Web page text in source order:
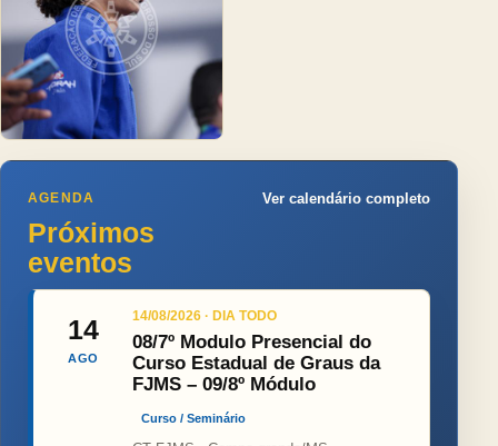
AGENDA
Próximos
eventos
Ver calendário completo
14
AGO
14/08/2026 · DIA TODO
08/7º Modulo Presencial do
Curso Estadual de Graus da
FJMS – 09/8º Módulo
Curso / Seminário